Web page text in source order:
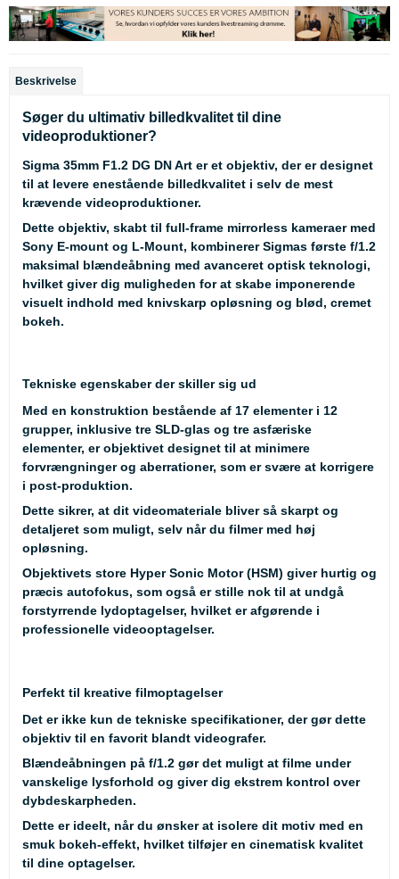
Beskrivelse
Søger du ultimativ billedkvalitet til dine
videoproduktioner?
Sigma 35mm F1.2 DG DN Art er et objektiv, der er designet
til at levere enestående billedkvalitet i selv de mest
krævende videoproduktioner.
Dette objektiv, skabt til full-frame mirrorless kameraer med
Sony E-mount og L-Mount, kombinerer Sigmas første f/1.2
maksimal blændeåbning med avanceret optisk teknologi,
hvilket giver dig muligheden for at skabe imponerende
visuelt indhold med knivskarp opløsning og blød, cremet
bokeh.
Tekniske egenskaber der skiller sig ud
Med en konstruktion bestående af 17 elementer i 12
grupper, inklusive tre SLD-glas og tre asfæriske
elementer, er objektivet designet til at minimere
forvrængninger og aberrationer, som er svære at korrigere
i post-produktion.
Dette sikrer, at dit videomateriale bliver så skarpt og
detaljeret som muligt, selv når du filmer med høj
opløsning.
Objektivets store Hyper Sonic Motor (HSM) giver hurtig og
præcis autofokus, som også er stille nok til at undgå
forstyrrende lydoptagelser, hvilket er afgørende i
professionelle videooptagelser.
Perfekt til kreative filmoptagelser
Det er ikke kun de tekniske specifikationer, der gør dette
objektiv til en favorit blandt videografer.
Blændeåbningen på f/1.2 gør det muligt at filme under
vanskelige lysforhold og giver dig ekstrem kontrol over
dybdeskarpheden.
Dette er ideelt, når du ønsker at isolere dit motiv med en
smuk bokeh-effekt, hvilket tilføjer en cinematisk kvalitet
til dine optagelser.